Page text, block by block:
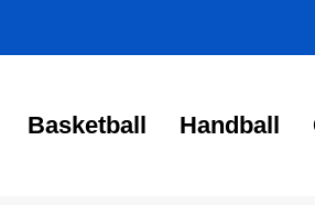
Basketball Handball